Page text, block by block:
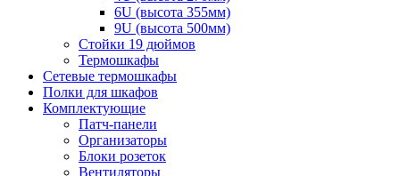
6U (высота 355мм)
9U (высота 500мм)
Стойки 19 дюймов
Термошкафы
Сетевые термошкафы
Полки для шкафов
Комплектующие
Патч-панели
Организаторы
Блоки розеток
Вентиляторы